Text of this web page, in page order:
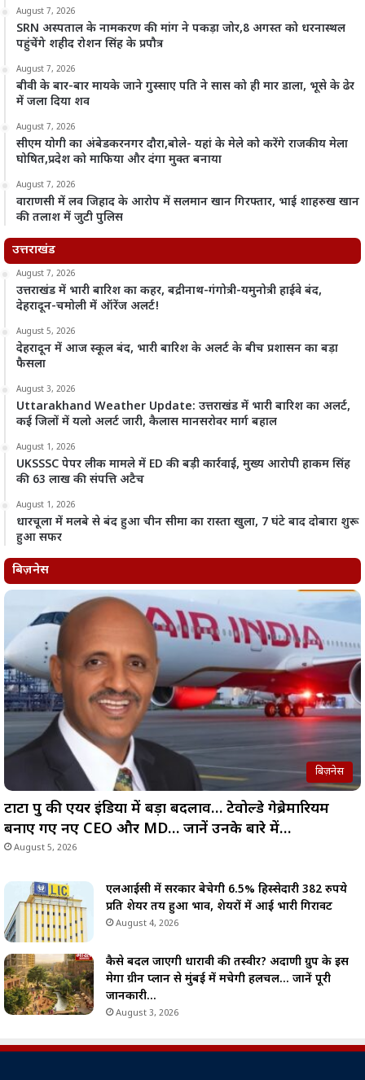
August 7, 2026
SRN अस्पताल के नामकरण की मांग ने पकड़ा जोर,8 अगस्त को धरनास्थल
पहुंचेंगे शहीद रोशन सिंह के प्रपौत्र
August 7, 2026
बीवी के बार-बार मायके जाने गुस्साए पति ने सास को ही मार डाला, भूसे के ढेर
में जला दिया शव
August 7, 2026
सीएम योगी का अंबेडकरनगर दौरा,बोले- यहां के मेले को करेंगे राजकीय मेला
घोषित,प्रदेश को माफिया और दंगा मुक्त बनाया
August 7, 2026
वाराणसी में लव जिहाद के आरोप में सलमान खान गिरफ्तार, भाई शाहरुख खान
की तलाश में जुटी पुलिस
उत्तराखंड
August 7, 2026
उत्तराखंड में भारी बारिश का कहर, बद्रीनाथ-गंगोत्री-यमुनोत्री हाईवे बंद,
देहरादून-चमोली में ऑरेंज अलर्ट!
August 5, 2026
देहरादून में आज स्कूल बंद, भारी बारिश के अलर्ट के बीच प्रशासन का बड़ा
फैसला
August 3, 2026
Uttarakhand Weather Update: उत्तराखंड में भारी बारिश का अलर्ट,
कई जिलों में यलो अलर्ट जारी, कैलास मानसरोवर मार्ग बहाल
August 1, 2026
UKSSSC पेपर लीक मामले में ED की बड़ी कार्रवाई, मुख्य आरोपी हाकम सिंह
की 63 लाख की संपत्ति अटैच
August 1, 2026
धारचूला में मलबे से बंद हुआ चीन सीमा का रास्ता खुला, 7 घंटे बाद दोबारा शुरू
हुआ सफर
बिज़नेस
बिज़नेस
टाटा ग्रुप की एयर इंडिया में बड़ा बदलाव… टेवोल्डे गेब्रेमारियम
बनाए गए नए CEO और MD… जानें उनके बारे में…
August 5, 2026
एलआईसी में सरकार बेचेगी 6.5% हिस्सेदारी 382 रुपये
प्रति शेयर तय हुआ भाव, शेयरों में आई भारी गिरावट
August 4, 2026
कैसे बदल जाएगी धारावी की तस्वीर? अदाणी ग्रुप के इस
मेगा ग्रीन प्लान से मुंबई में मचेगी हलचल… जानें पूरी
जानकारी…
August 3, 2026